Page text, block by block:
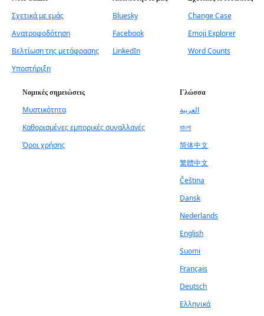
Σχετικά με εμάς
Ανατροφοδότηση
Βελτίωση της μετάφρασης
Υποστήριξη
Bluesky
Facebook
LinkedIn
Change Case
Emoji Explorer
Word Counts
Νομικές σημειώσεις
Μυστικότητα
Καθορισμένες εμπορικές συναλλαγές
Όροι χρήσης
Γλώσσα
العربية
বাংলা
简体中文
繁體中文
Čeština
Dansk
Nederlands
English
Suomi
Français
Deutsch
Ελληνικά